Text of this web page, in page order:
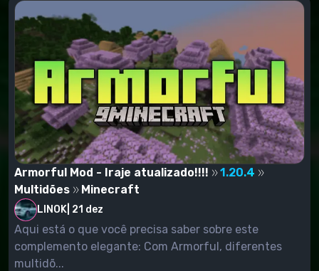
Armorful Mod - Iraje atualizado!!!!
1.20.4
Multidões
Minecraft
LINOK 21 dez
Aqui está o que você precisa saber sobre este
complemento elegante: Com Armorful, diferentes
multidõ...